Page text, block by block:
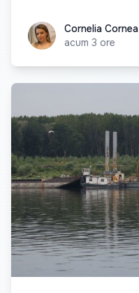
Cornelia Cornea
Cornelia Cornea
acum 3 ore